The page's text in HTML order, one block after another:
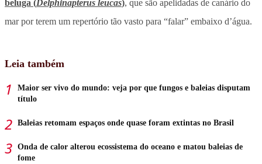
beluga (Delphinapterus leucas), que são apelidadas de canário do
mar por terem um repertório tão vasto para “falar” embaixo d’água.
Leia também
Maior ser vivo do mundo: veja por que fungos e baleias disputam
título
Baleias retomam espaços onde quase foram extintas no Brasil
Onda de calor alterou ecossistema do oceano e matou baleias de
fome